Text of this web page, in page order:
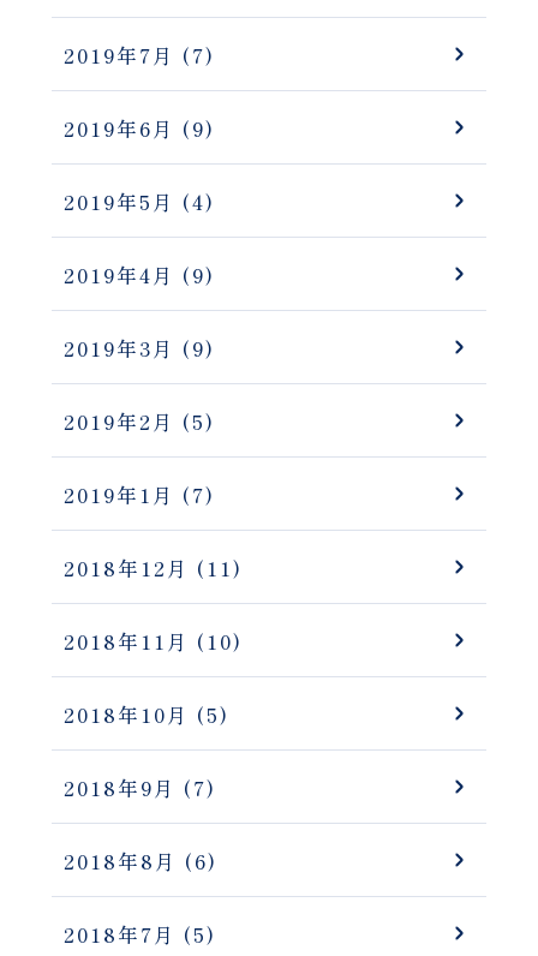
2019年7月 (7)
2019年6月 (9)
2019年5月 (4)
2019年4月 (9)
2019年3月 (9)
2019年2月 (5)
2019年1月 (7)
2018年12月 (11)
2018年11月 (10)
2018年10月 (5)
2018年9月 (7)
2018年8月 (6)
2018年7月 (5)